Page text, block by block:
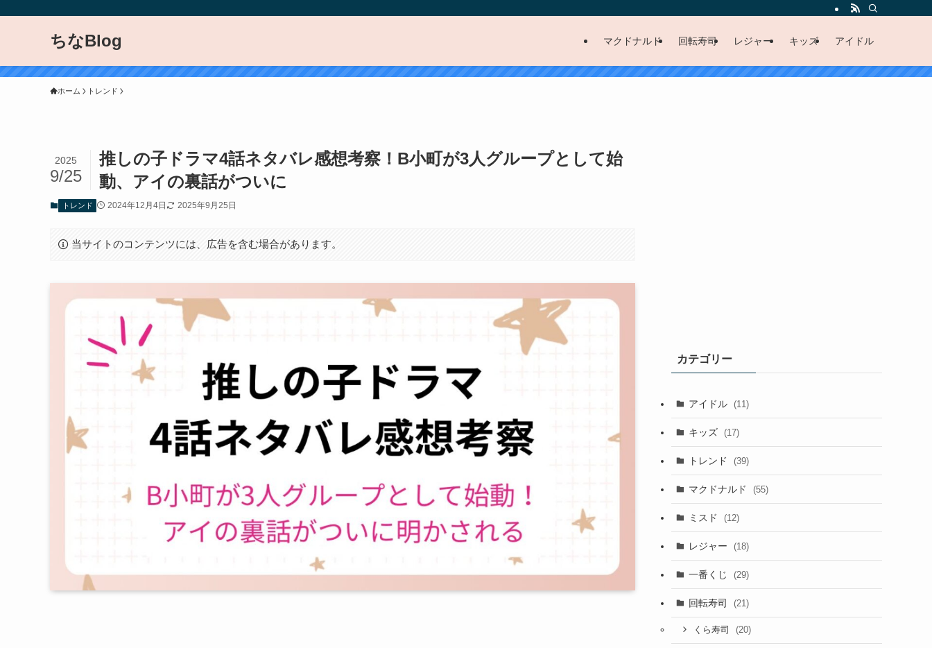
ちなBlog マクドナルド 回転寿司 レジャー キッズ アイドル
ホーム トレンド
推しの子ドラマ4話ネタバレ感想考察！B小町が3人グループとして始
動、アイの裏話がついに
2025
9/25
トレンド 2024年12月4日 2025年9月25日
当サイトのコンテンツには、広告を含む場合があります。
カテゴリー
アイドル (11)
キッズ (17)
トレンド (39)
マクドナルド (55)
ミスド (12)
レジャー (18)
一番くじ (29)
回転寿司 (21)
くら寿司 (20)